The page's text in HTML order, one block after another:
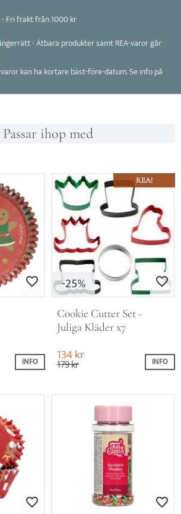
- Fri frakt från 1000 kr
- Ätbara produkter samt REA-varor går
kan ha kortare bäst-före-datum. Se info på
Passar ihop med
till i favoriter
INFO
Lägg till i
25%
Cookie Cutter Set -
Juliga Kläder x7
134kr
179kr
REA!
INFO
till i favoriter Lägg till i